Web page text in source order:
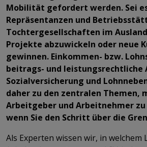
Mobilität gefordert werden. Sei
Repräsentanzen und
Tochtergesellschaften im
Projekte abzuwickeln oder neue
gewinnen. Einkommen- bzw.
beitrags- und leistungsrechtliche
Sozialversicherung und
daher zu den zentralen Themen,
Arbeitgeber und Arbeitnehmer zu
wenn Sie den Schritt über die
Als Experten wissen wir, in welchem